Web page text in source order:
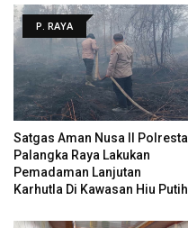
P. RAYA
Satgas Aman Nusa II Polresta
Palangka Raya Lakukan
Pemadaman Lanjutan
Karhutla Di Kawasan Hiu Putih